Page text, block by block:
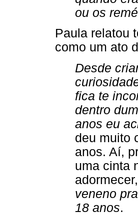
ou os
Paula relatou
como um ato
Desde
fica te
dentro
anos eu
deu muito
anos. Aí,
uma cinta
veneno
18 anos.